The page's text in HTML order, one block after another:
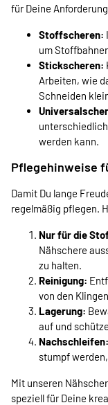
für Deine
Stoffscheren:
um
Stickscheren:
Arbeiten, wie
Schneiden
werden kann.
Pflegehinweise
Damit Du lange
regelmäßig pflegen.
Nur für die
Nähschere
zu halten.
Reinigung:
von den
Lagerung:
auf und
Nachschleifen:
stumpf
Mit unseren
speziell für Deine